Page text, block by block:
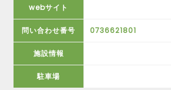
webサイト
問い合わせ番号 0736621801
施設情報
駐車場